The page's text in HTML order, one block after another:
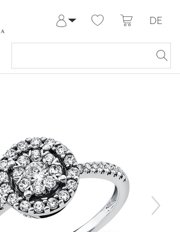
Meine Bestellungen
DE